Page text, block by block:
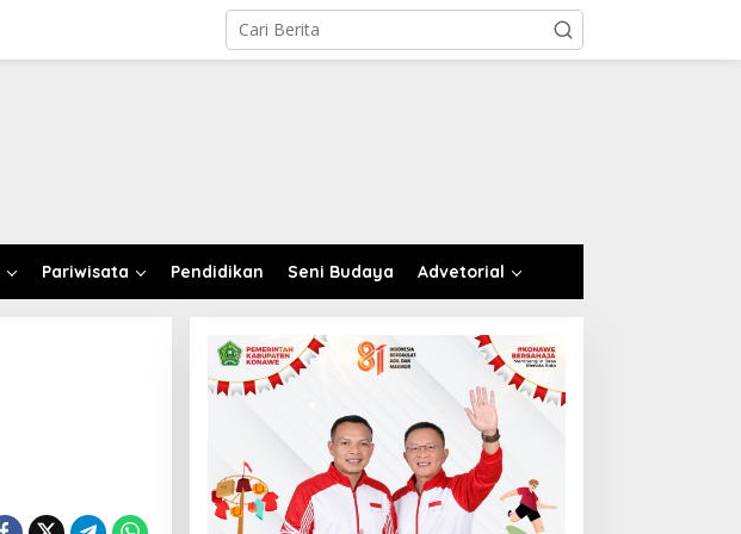
Pariwisata Pendidikan Seni Budaya Advetorial